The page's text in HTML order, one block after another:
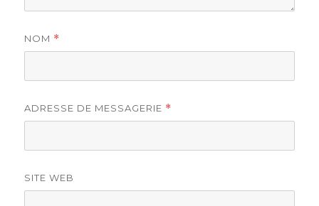
NOM *
ADRESSE DE MESSAGERIE *
SITE WEB